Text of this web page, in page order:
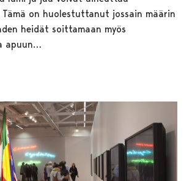
on huolestuttanut jossain määrin
heidät soittamaan myös
apuun…